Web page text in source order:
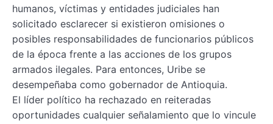
humanos, víctimas y entidades judiciales han
solicitado esclarecer si existieron omisiones o
posibles responsabilidades de funcionarios públicos
de la época frente a las acciones de los grupos
armados ilegales. Para entonces, Uribe se
desempeñaba como gobernador de Antioquia.
El líder político ha rechazado en reiteradas
oportunidades cualquier señalamiento que lo vincule